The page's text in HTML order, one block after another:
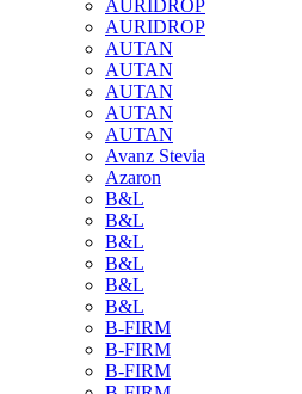
AURIDROP
AURIDROP
AUTAN
AUTAN
AUTAN
AUTAN
AUTAN
Avanz Stevia
Azaron
B&L
B&L
B&L
B&L
B&L
B&L
B-FIRM
B-FIRM
B-FIRM